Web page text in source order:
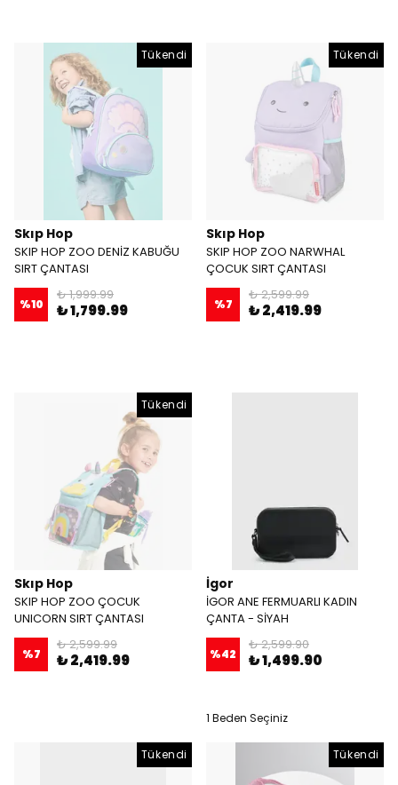
Tükendi
Skıp Hop
SKIP HOP ZOO DENİZ KABUĞU
SIRT ÇANTASI
%10
₺ 1,999.99
₺ 1,799.99
Tükendi
Skıp Hop
SKIP HOP ZOO NARWHAL
ÇOCUK SIRT ÇANTASI
%7
₺ 2,599.99
₺ 2,419.99
Tükendi
Skıp Hop
SKIP HOP ZOO ÇOCUK
UNICORN SIRT ÇANTASI
%7
₺ 2,599.99
₺ 2,419.99
İgor
İGOR ANE FERMUARLI KADIN
ÇANTA - SİYAH
%42
₺ 2,599.90
₺ 1,499.90
1 Beden Seçiniz
Tükendi Tükendi